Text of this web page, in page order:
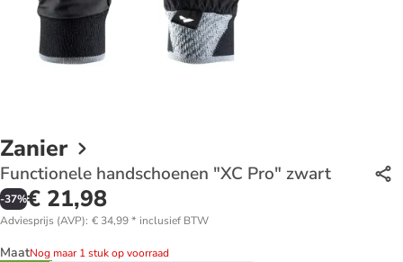
Zanier
Functionele handschoenen "XC Pro" zwart
-37%€ 21,98
Adviesprijs (AVP): € 34,99* inclusief BTW
MaatNog maar 1 stuk op voorraad